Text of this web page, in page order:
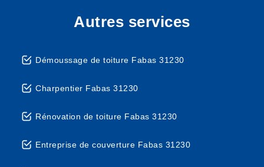
Autres services
Démoussage de toiture Fabas 31230
Charpentier Fabas 31230
Rénovation de toiture Fabas 31230
Entreprise de couverture Fabas 31230